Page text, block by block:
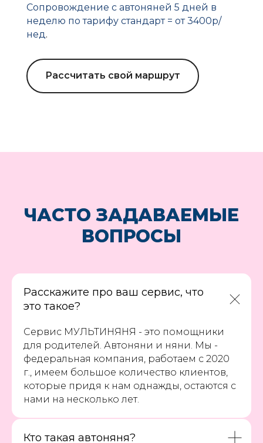
Сопровождение с автоняней 5 дней в
неделю по тарифу стандарт = от 3400р/
нед .
Рассчитать свой маршрут
ЧАСТО ЗАДАВАЕМЫЕ
ВОПРОСЫ
Расскажите про ваш сервис, что
это такое?
Сервис МУЛЬТИНЯНЯ - это помощники
для родителей. Автоняни и няни. Мы -
федеральная компания, работаем с 2020
г., имеем большое количество клиентов,
которые придя к нам однажды, остаются с
нами на несколько лет.
Кто такая автоняня?